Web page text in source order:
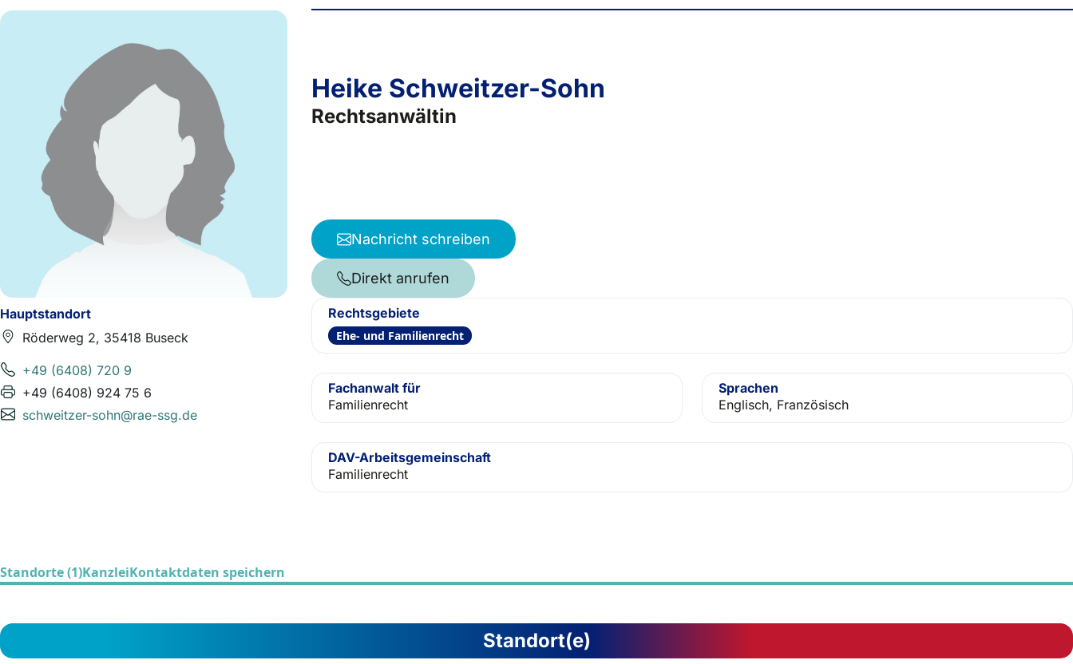
Hauptstandort
Röderweg 2, 35418 Buseck
+49 (6408) 720 9
+49 (6408) 924 75 6
schweitzer-sohn@rae-ssg.de
Heike Schweitzer-Sohn
Rechtsanwältin
Nachricht schreiben
Direkt anrufen
Rechtsgebiete
Ehe- und Familienrecht
Fachanwalt für
Familienrecht
Sprachen
Englisch, Französisch
DAV-Arbeitsgemeinschaft
Familienrecht
Standorte (1)KanzleiKontaktdaten speichern
Standort(e)